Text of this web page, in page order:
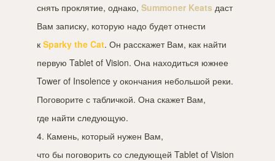
снять проклятие, однако, Summoner Keats даст
Вам записку, которую надо будет отнести
к Sparky the Cat. Он расскажет Вам, как найти
первую Tablet of Vision. Она находиться южнее
Tower of Insolence у окончания небольшой реки.
Поговорите с табличкой. Она скажет Вам,
где найти следующую.
4. Камень, который нужен Вам,
что бы поговорить со следующей Tablet of Vision